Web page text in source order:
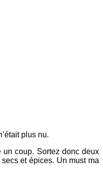
plus nu.
un coup. Sortez donc deux
et épices. Un must ma